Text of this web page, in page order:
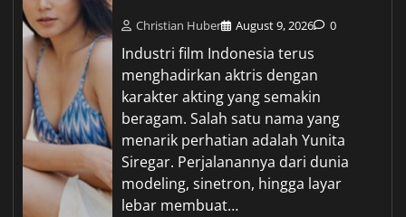
Christian Huber August 9, 2026 0
Industri film Indonesia terus
menghadirkan aktris dengan
karakter akting yang semakin
beragam. Salah satu nama yang
menarik perhatian adalah Yunita
Siregar. Perjalanannya dari dunia
modeling, sinetron, hingga layar
lebar membuat…